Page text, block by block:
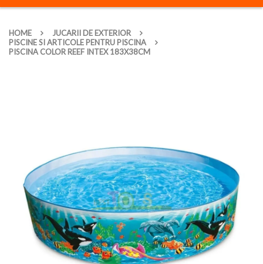
HOME
JUCARII DE EXTERIOR
PISCINE SI ARTICOLE PENTRU PISCINA
PISCINA COLOR REEF INTEX 183X38CM